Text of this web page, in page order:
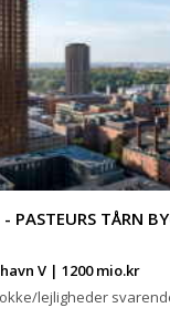
- PASTEURS TÅRN
V | 1200 mio.kr
lejligheder